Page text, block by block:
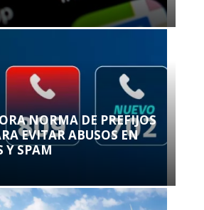
NORMA DE PREFIJOS
EVITAR ABUSOS EN
Y SPAM